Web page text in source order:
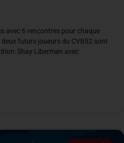
avec 6 rencontres pour chaque
deux futurs joueurs du CVB52 sont
Shay Liberman avec